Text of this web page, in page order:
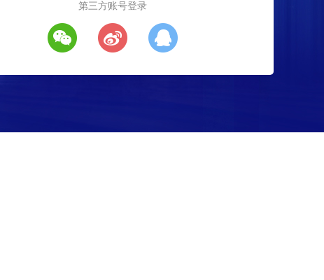
第三方账号登录